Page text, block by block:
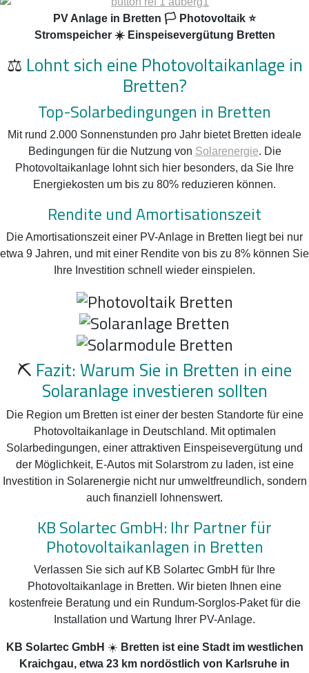
PV Anlage in Bretten 🏳️ Photovoltaik ⭐
Stromspeicher ☀️ Einspeisevergütung Bretten
⚖️ Lohnt sich eine Photovoltaikanlage in
Bretten?
Top-Solarbedingungen in Bretten
Mit rund 2.000 Sonnenstunden pro Jahr bietet Bretten ideale
Bedingungen für die Nutzung von Solarenergie. Die
Photovoltaikanlage lohnt sich hier besonders, da Sie Ihre
Energiekosten um bis zu 80% reduzieren können.
Rendite und Amortisationszeit
Die Amortisationszeit einer PV-Anlage in Bretten liegt bei nur
etwa 9 Jahren, und mit einer Rendite von bis zu 8% können Sie
Ihre Investition schnell wieder einspielen.
⛏️ Fazit: Warum Sie in Bretten in eine
Solaranlage investieren sollten
Die Region um Bretten ist einer der besten Standorte für eine
Photovoltaikanlage in Deutschland. Mit optimalen
Solarbedingungen, einer attraktiven Einspeisevergütung und
der Möglichkeit, E-Autos mit Solarstrom zu laden, ist eine
Investition in Solarenergie nicht nur umweltfreundlich, sondern
auch finanziell lohnenswert.
KB Solartec GmbH: Ihr Partner für
Photovoltaikanlagen in Bretten
Verlassen Sie sich auf KB Solartec GmbH für Ihre
Photovoltaikanlage in Bretten. Wir bieten Ihnen eine
kostenfreie Beratung und ein Rundum-Sorglos-Paket für die
Installation und Wartung Ihrer PV-Anlage.
KB Solartec GmbH ☀️ Bretten ist eine Stadt im westlichen
Kraichgau, etwa 23 km nordöstlich von Karlsruhe in